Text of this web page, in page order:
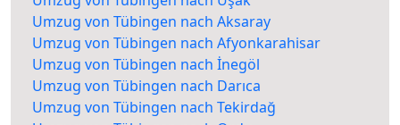
Umzug von Tübingen nach Aksaray
Umzug von Tübingen nach Afyonkarahisar
Umzug von Tübingen nach İnegöl
Umzug von Tübingen nach Darıca
Umzug von Tübingen nach Tekirdağ